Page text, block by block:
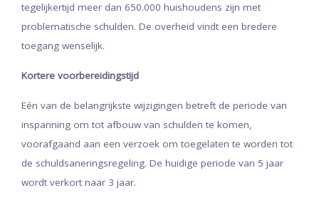
tegelijkertijd meer dan 650.000 huishoudens zijn met
problematische schulden. De overheid vindt een bredere
toegang wenselijk.
Kortere voorbereidingstijd
Eén van de belangrijkste wijzigingen betreft de periode van
inspanning om tot afbouw van schulden te komen,
voorafgaand aan een verzoek om toegelaten te worden tot
de schuldsaneringsregeling. De huidige periode van 5 jaar
wordt verkort naar 3 jaar.